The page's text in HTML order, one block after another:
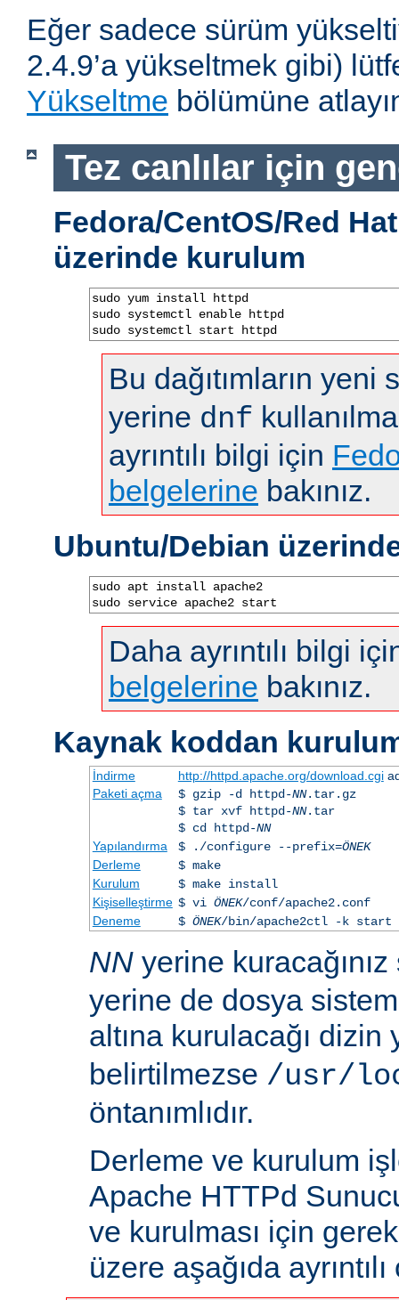
Eğer sadece sürüm
2.4.9’a yükseltmek gibi)
Yükseltme bölümüne
Tez canlılar için
Fedora/CentOS/Red
üzerinde kurulum
sudo yum install httpd
sudo systemctl enable httpd
sudo systemctl start httpd
Bu dağıtımların
yerine dnf
ayrıntılı bilgi için
belgelerine bakınız.
Ubuntu/Debian
sudo apt install apache2
sudo service apache2 start
Daha ayrıntılı bilgi
belgelerine bakınız.
Kaynak koddan
İndirme http://httpd.apache.org/download.cgi
Paketi açma
$ gzip -d httpd-NN.tar.gz
$ tar xvf httpd-NN.tar
$ cd httpd-NN
Yapılandırma
$ ./configure --prefix=ÖNEK
Derleme
$ make
Kurulum
$ make install
Kişiselleştirme $ vi ÖNEK/conf/apache2.conf
Deneme
$ ÖNEK/bin/apache2ctl -k start
NN yerine
yerine de dosya
altına kurulacağı dizin
belirtilmezse /usr/
öntanımlıdır.
Derleme ve kurulum
Apache HTTPd
ve kurulması için
üzere aşağıda